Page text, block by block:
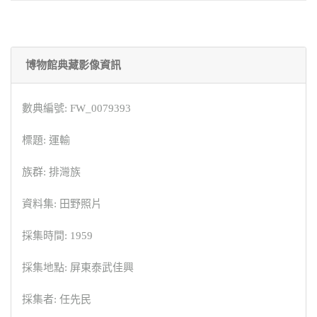
博物館典藏影像資訊
數典編號: FW_0079393
標題: 運輸
族群: 排灣族
資料集: 田野照片
採集時間: 1959
採集地點: 屏東泰武佳興
採集者: 任先民